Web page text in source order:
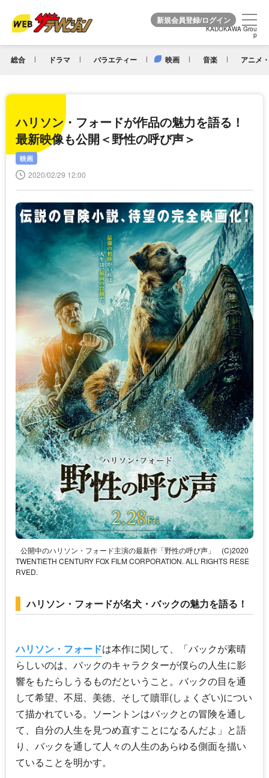
KADOKAWA Grou
p
総合 ドラマ バラエティー 映画 音楽 アニメ
KADOKAWA Grou
p
ハリソン・フォードが作品の魅力を語る！
最新映像も公開＜野性の呼び声＞
映画
2020/02/29 12:00
公開中のハリソン・フォード主演の最新作「野性の呼び声」
(C)2020
TWENTIETH CENTURY FOX FILM CORPORATION. ALL RIGHTS RESE
RVED.
ハリソン・フォードが名犬・バックの魅力を語る！
ハリソン・フォードは本作に関して、「バックが素晴
らしいのは、バックのキャラクターが僕らの人生に影
響をもたらしうるものだということ。バックの目を通
して希望、不屈、美徳、そして贖罪(しょくざい)につい
て描かれている。ソーントンはバックとの冒険を通し
て、自分の人生を見つめ直すことになるんだよ」と語
り、バックを通して人々の人生のあらゆる側面を描い
ていることを明かす。